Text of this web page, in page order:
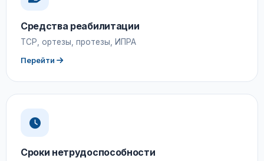
Средства реабилитации
ТСР, ортезы, протезы, ИПРА
Перейти
Сроки нетрудоспособности